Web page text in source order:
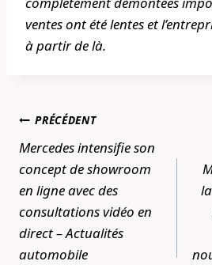
ventes ont été lentes et
à partir de là.
Navigation
de
l’article
PRÉCÉDENT
Mercedes intensifie son
concept de showroom
en ligne avec des
consultations vidéo en
direct – Actualités
automobile